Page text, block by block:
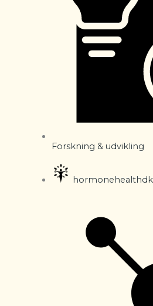
Forskning & udvikling
hormonehealthdk